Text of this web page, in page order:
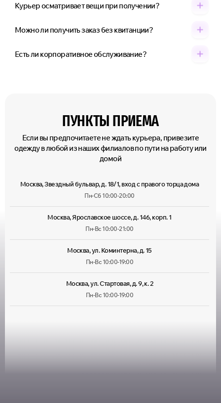
Курьер осматривает вещи при получении?
Можно ли получить заказ без квитанции?
Есть ли корпоративное обслуживание?
ПУНКТЫ ПРИЕМА
Если вы предпочитаете не ждать курьера, привезите
одежду в любой из наших филиалов по пути на работу или
домой
Москва, Звездный бульвар, д. 18/1, вход с правого торца дома
Пн-Сб 10:00-20:00
Москва, Ярославское шоссе, д. 146, корп. 1
Пн-Вс 10:00-21:00
Москва, ул. Коминтерна, д. 15
Пн-Вс 10:00-19:00
Москва, ул. Стартовая, д. 9, к. 2
Пн-Вс 10:00-19:00